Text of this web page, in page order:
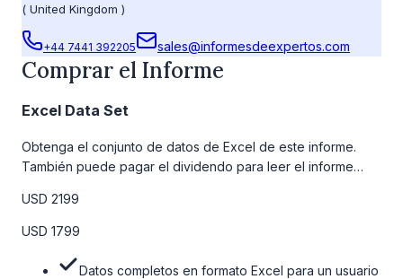
( United Kingdom )
+44 7441 392205 sales@informesdeexpertos.com
Comprar el Informe
Excel Data Set
Obtenga el conjunto de datos de Excel de este informe.
También puede pagar el dividendo para leer el informe
la tabla de precios a continuación.
USD 2199
USD 1799
Datos completos en formato Excel para un usuario